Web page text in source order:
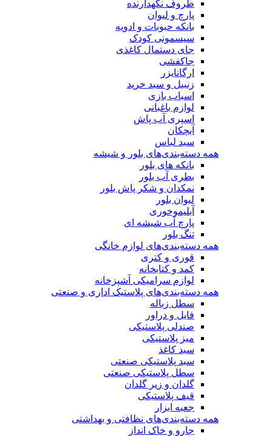
ظروف نگهدارنده
پارچ و لیوان
بانکه حبوبات و ادویه
سیسمونی کودک
جای دستمال کاغذی
جاکفشی
ارگانایزر
زنبیل و سبد خرید
اسباب بازی
لوازم باغبانی
اسپری آب پاش
آبچکان
سبد لباس
همه دسته‌بندی‌های بلور و شیشه
بانکه های بلور
بطری آب بلور
نمکدان و شکر پاش بلور
لیوان بلور
آبلیموخوری
پارچ آب شیشه ای
تنگ بلور
همه دسته‌بندی‌های لوازم خانگی
قوری و کتری
کمد و کتابخانه
لوازم سرامیکی آشپزخانه
همه دسته‌بندی‌های پلاستیک اداری و صنعتی
سطل زباله
فایل و دراور
صندلی پلاستیکی
میز پلاستیکی
سبد کاغذ
سبد پلاستیکی صنعتی
سطل پلاستیکی صنعتی
گلدان و زیر گلدان
قیف پلاستیکی
جعبه ابزار
همه دسته‌بندی‌های نظافتی و بهداشتی
جارو و خاک انداز